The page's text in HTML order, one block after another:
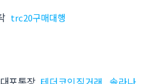
trc20구매대행